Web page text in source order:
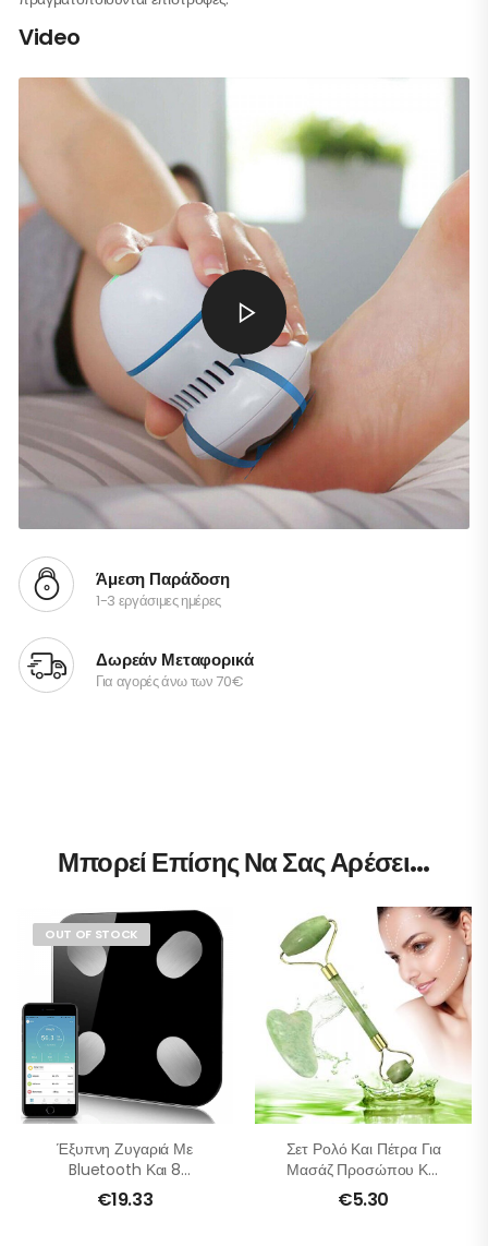
Video
Άμεση Παράδοση
1-3 εργάσιμες ημέρες
Δωρεάν Μεταφορικά
Για αγορές άνω των 70€
Μπορεί Επίσης Να Σας Αρέσει…
OUT OF STOCK
Έξυπνη Ζυγαριά Με
Bluetooth Και 8
Λειτουργίες
€19.33
Σετ Ρολό Και Πέτρα Για
Μασάζ Προσώπου Και
Σώματος – Νεφρίτης
€5.30